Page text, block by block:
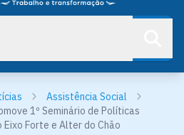
Assistência Social
1º Seminário de Políticas
Forte e Alter do Chão